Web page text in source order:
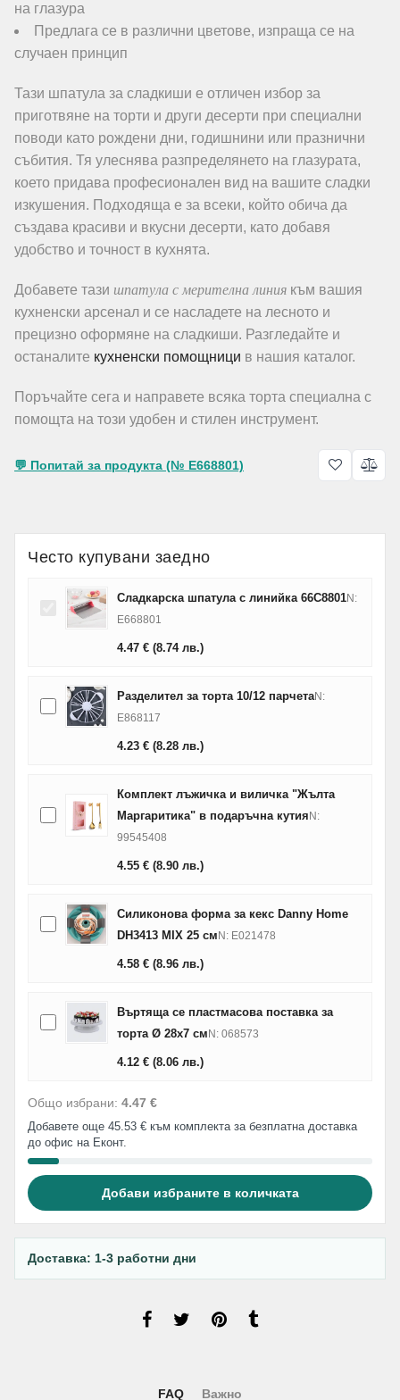
на глазура
Предлага се в различни цветове, изпраща се на
случаен принцип
Тази шпатула за сладкиши е отличен избор за
приготвяне на торти и други десерти при специални
поводи като рождени дни, годишнини или празнични
събития. Тя улеснява разпределянето на глазурата,
което придава професионален вид на вашите сладки
изкушения. Подходяща е за всеки, който обича да
създава красиви и вкусни десерти, като добавя
удобство и точност в кухнята.
Добавете тази шпатула с мерителна линия към вашия
кухненски арсенал и се насладете на лесното и
прецизно оформяне на сладкиши. Разгледайте и
останалите кухненски помощници в нашия каталог.
Поръчайте сега и направете всяка торта специална с
помощта на този удобен и стилен инструмент.
💬 Попитай за продукта (№ E668801)
Често купувани заедно
Сладкарска шпатула с линийка 66C8801N:
E668801
4.47 € (8.74 лв.)
Разделител за торта 10/12 парчетаN:
E868117
4.23 € (8.28 лв.)
Комплект лъжичка и виличка "Жълта
Маргаритика" в подаръчна кутияN:
99545408
4.55 € (8.90 лв.)
Силиконова форма за кекс Danny Home
DH3413 MIX 25 смN: E021478
4.58 € (8.96 лв.)
Въртяща се пластмасова поставка за
торта Ø 28х7 смN: 068573
4.12 € (8.06 лв.)
Общо избрани: 4.47 €
Добавете още 45.53 € към комплекта за безплатна доставка
до офис на Еконт.
Добави избраните в количката
Доставка: 1-3 работни дни
FAQ Важно